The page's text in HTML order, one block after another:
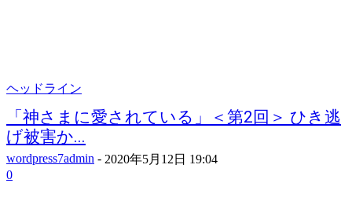
ヘッドライン
「神さまに愛されている」＜第2回＞ ひき逃
げ被害か...
wordpress7admin - 2020年5月12日 19:04
0